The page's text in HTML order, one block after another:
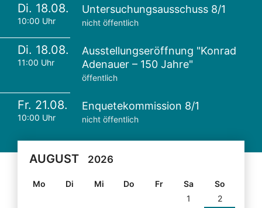
Di. 18.08.
10:00 Uhr
Untersuchungsausschuss 8/1
nicht öffentlich
Di. 18.08.
11:00 Uhr
Ausstellungseröffnung "Konrad
Adenauer – 150 Jahre"
öffentlich
Fr. 21.08.
10:00 Uhr
Enquetekommission 8/1
nicht öffentlich
AUGUST 2026
Mo Di Mi Do Fr Sa
So
1
2